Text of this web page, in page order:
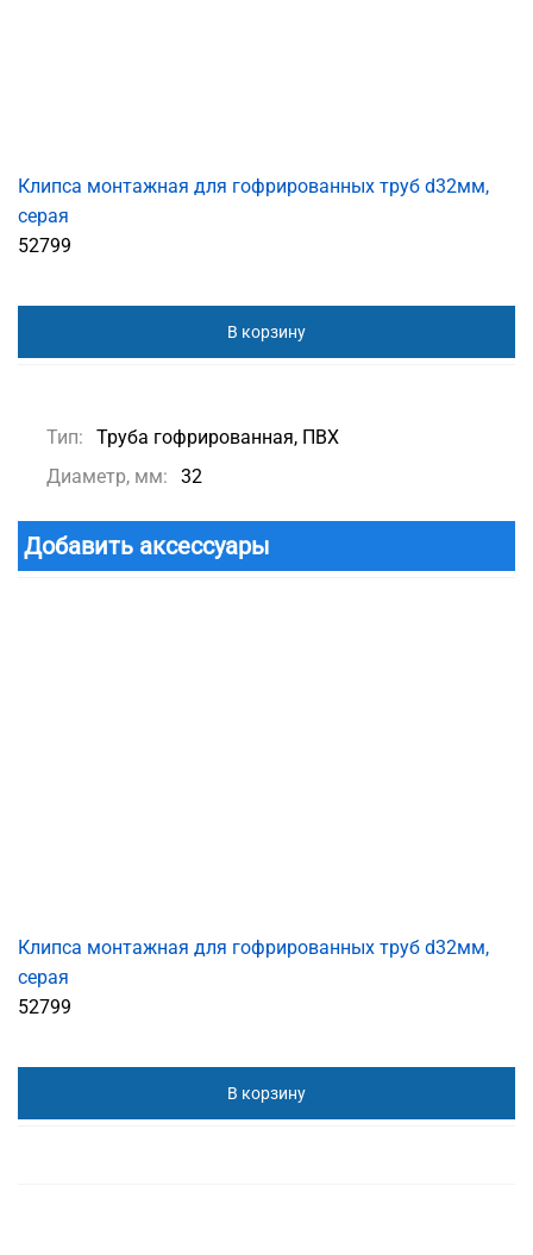
Клипса монтажная для гофрированных труб d32мм,
серая
52799
В корзину
Тип:
Труба гофрированная, ПВХ
Диаметр, мм:
32
Добавить аксессуары
Клипса монтажная для гофрированных труб d32мм,
серая
52799
В корзину